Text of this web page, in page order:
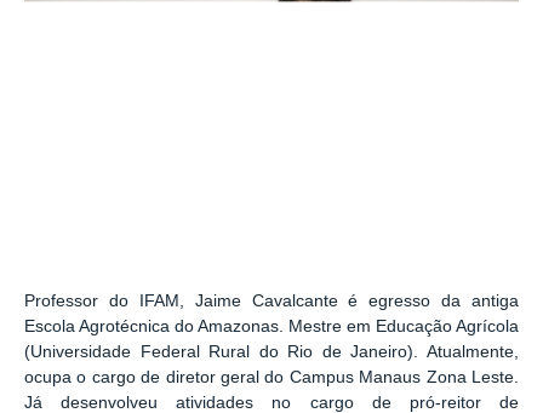
Professor do IFAM, Jaime Cavalcante é egresso da antiga
Escola Agrotécnica do Amazonas. Mestre em Educação Agrícola
(Universidade Federal Rural do Rio de Janeiro). Atualmente,
ocupa o cargo de diretor geral do Campus Manaus Zona Leste.
Já desenvolveu atividades no cargo de pró-reitor de